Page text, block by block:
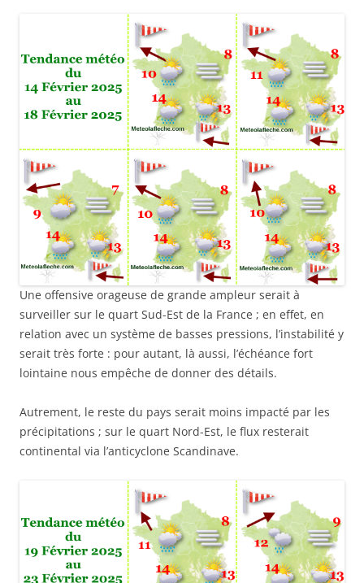
Une offensive orageuse de grande ampleur serait à
surveiller sur le quart Sud-Est de la France ; en effet, en
relation avec un système de basses pressions, l’instabilité y
serait très forte : pour autant, là aussi, l’échéance fort
lointaine nous empêche de donner des détails.
Autrement, le reste du pays serait moins impacté par les
précipitations ; sur le quart Nord-Est, le flux resterait
continental via l’anticyclone Scandinave.